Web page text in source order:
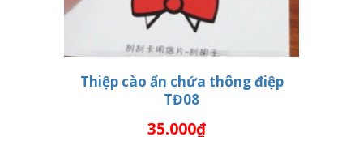
THÊM VÀO GIỎ HÀNG
Thiệp cào ẩn chứa thông điệp
TĐ08
35.000₫